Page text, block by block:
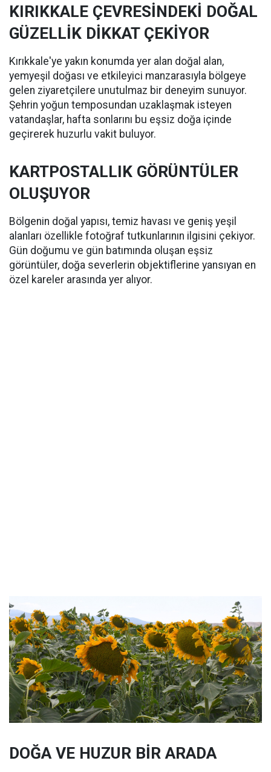
KIRIKKALE ÇEVRESİNDEKİ DOĞAL
GÜZELLİK DİKKAT ÇEKİYOR
Kırıkkale'ye yakın konumda yer alan doğal alan,
yemyeşil doğası ve etkileyici manzarasıyla bölgeye
gelen ziyaretçilere unutulmaz bir deneyim sunuyor.
Şehrin yoğun temposundan uzaklaşmak isteyen
vatandaşlar, hafta sonlarını bu eşsiz doğa içinde
geçirerek huzurlu vakit buluyor.
KARTPOSTALLIK GÖRÜNTÜLER
OLUŞUYOR
Bölgenin doğal yapısı, temiz havası ve geniş yeşil
alanları özellikle fotoğraf tutkunlarının ilgisini çekiyor.
Gün doğumu ve gün batımında oluşan eşsiz
görüntüler, doğa severlerin objektiflerine yansıyan en
özel kareler arasında yer alıyor.
DOĞA VE HUZUR BİR ARADA